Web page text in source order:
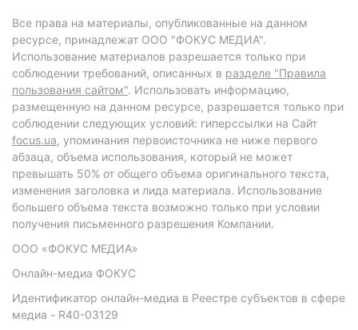
Все права на материалы, опубликованные на данном
ресурсе, принадлежат ООО "ФОКУС МЕДИА".
Использование материалов разрешается только при
соблюдении требований, описанных в разделе "Правила
пользования сайтом". Использовать информацию,
размещенную на данном ресурсе, разрешается только при
соблюдении следующих условий: гиперссылки на Сайт
focus.ua, упоминания первоисточника не ниже первого
абзаца, объема использования, который не может
превышать 50% от общего объема оригинального текста,
изменения заголовка и лида материала. Использование
большего объема текста возможно только при условии
получения письменного разрешения Компании.
ООО «ФОКУС МЕДИА»
Онлайн-медиа ФОКУС
Идентификатор онлайн-медиа в Реестре субъектов в сфере
медиа - R40-03129